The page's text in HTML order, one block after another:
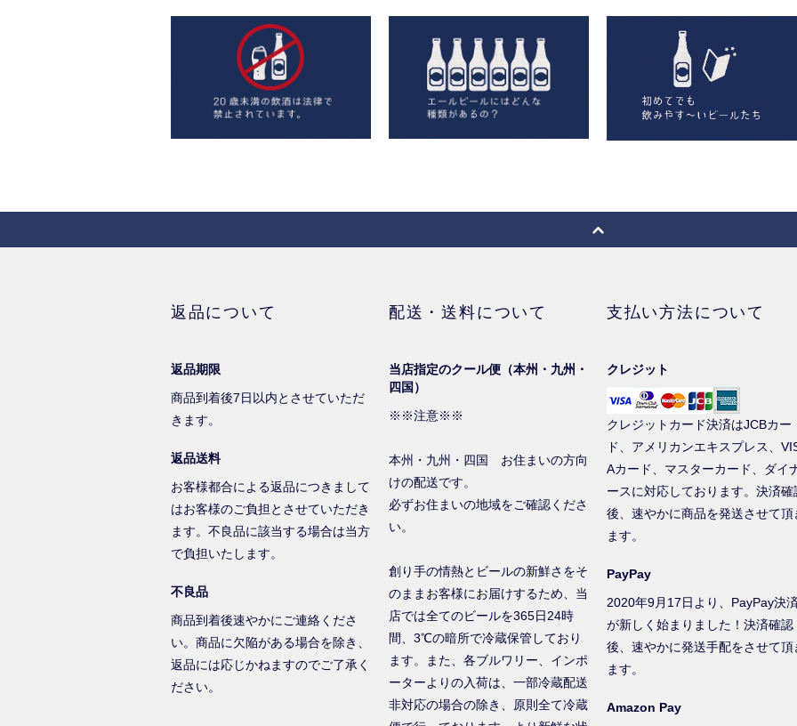
返品について
返品期限
商品到着後7日以内とさせていただ
きます。
返品送料
お客様都合による返品につきまして
はお客様のご負担とさせていただき
ます。不良品に該当する場合は当方
で負担いたします。
不良品
商品到着後速やかにご連絡くださ
い。商品に欠陥がある場合を除き、
返品には応じかねますのでご了承く
ださい。
配送・送料について
当店指定のクール便（本州・九州・
四国）
※※注意※※
本州・九州・四国 お住まいの方向
けの配送です。
必ずお住まいの地域をご確認くださ
い。
創り手の情熱とビールの新鮮さをそ
のままお客様にお届けするため、当
店では全てのビールを365日24時
間、3℃の暗所で冷蔵保管しており
ます。また、各ブルワリー、インポ
ーターよりの入荷は、一部冷蔵配送
非対応の場合の除き、原則全て冷蔵
支払い方法について
クレジット
クレジットカード決済はJCBカー
ド、アメリカンエキスプレス、
Aカード、マスターカード、ダイ
ースに対応しております。決済確
後、速やかに商品を発送させて頂
ます。
PayPay
2020年9月17日より、PayPay決
が新しく始まりました！決済確認
後、速やかに発送手配をさせて頂
ます。
Amazon Pay